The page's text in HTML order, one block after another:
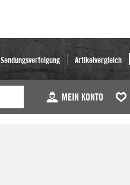
Sendungsverfolgung Artikelvergleich
MEIN KONTO